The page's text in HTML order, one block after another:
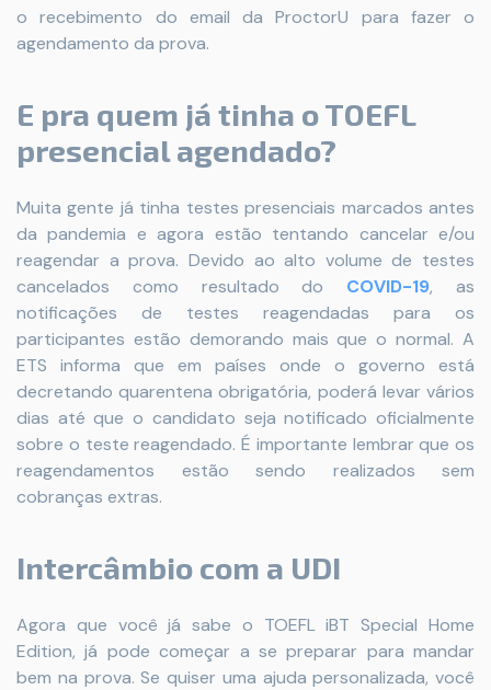
o recebimento do email da ProctorU para fazer o
agendamento da prova.
E pra quem já tinha o TOEFL
presencial agendado?
Muita gente já tinha testes presenciais marcados antes
da pandemia e agora estão tentando cancelar e/ou
reagendar a prova. Devido ao alto volume de testes
cancelados como resultado do COVID-19, as
notificações de testes reagendadas para os
participantes estão demorando mais que o normal. A
ETS informa que em países onde o governo está
decretando quarentena obrigatória, poderá levar vários
dias até que o candidato seja notificado oficialmente
sobre o teste reagendado. É importante lembrar que os
reagendamentos estão sendo realizados sem
cobranças extras.
Intercâmbio com a UDI
Agora que você já sabe o TOEFL iBT Special Home
Edition, já pode começar a se preparar para mandar
bem na prova. Se quiser uma ajuda personalizada, você